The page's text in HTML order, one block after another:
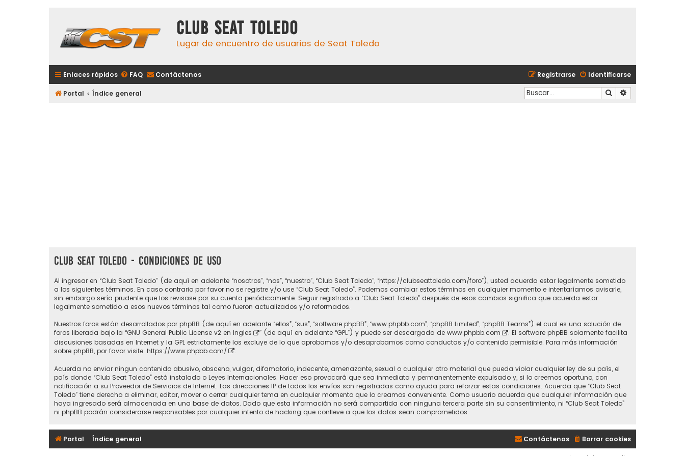
Club Seat Toledo
Lugar de encuentro de usuarios de Seat Toledo
Enlaces rápidos FAQ Contáctenos Identificarse
Registrarse
Portal Índice general Buscar
Club Seat Toledo - Condiciones de uso
Al ingresar en “Club Seat Toledo” (de aquí en adelante “nosotros”, “nos”, “nuestro”, “Club Seat Toledo”, “https://clubseattoledo.com/foro”), usted acuerda estar legalmente sometido
a los siguientes términos. En caso contrario por favor no se registre y/o use “Club Seat Toledo”. Podemos cambiar estos términos en cualquier momento e intentaríamos avisarle,
sin embargo sería prudente que los revisase por su cuenta periódicamente. Seguir registrado a “Club Seat Toledo” después de esos cambios significa que acuerda estar
legalmente sometido a esos nuevos términos tal como fueron actualizados y/o reformados.
Nuestros foros están desarrollados por phpBB (de aquí en adelante “ellos”, “sus”, “software phpBB”, “www.phpbb.com”, “phpBB Limited”, “phpBB Teams”) el cual es una solución de
foros liberada bajo la “GNU General Public License v2 en Ingles ” (de aquí en adelante “GPL”) y puede ser descargada de www.phpbb.com
. El software phpBB solamente facilita
discusiones basadas en Internet y la GPL estrictamente los excluye de lo que aprobamos y/o desaprobamos como conductas y/o contenido permisible. Para más información
sobre phpBB, por favor visite: https://www.phpbb.com/ .
Acuerda no enviar ningun contenido abusivo, obsceno, vulgar, difamatorio, indecente, amenazante, sexual o cualquier otro material que pueda violar cualquier ley de su país, el
país donde “Club Seat Toledo” está instalado o Leyes Internacionales. Hacer eso provocará que sea inmediata y permanentemente expulsado y, si lo creemos oportuno, con
notificación a su Proveedor de Servicios de Internet. Las direcciones IP de todos los envíos son registradas como ayuda para reforzar estas condiciones. Acuerda que “Club Seat
Toledo” tiene derecho a eliminar, editar, mover o cerrar cualquier tema en cualquier momento que lo creamos conveniente. Como usuario acuerda que cualquier información que
haya ingresado será almacenada en una base de datos. Dado que esta información no será compartida con ninguna tercera parte sin su consentimiento, ni “Club Seat Toledo”
ni phpBB podrán considerarse responsables por cualquier intento de hacking que conlleve a que los datos sean comprometidos.
Portal Índice general Borrar cookies
Contáctenos